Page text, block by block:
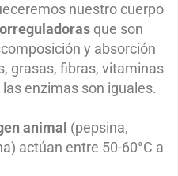
nuestro cuerpo
que son
y absorción
grasas, fibras, vitaminas
enzimas son iguales.
animal (pepsina,
actúan entre 50-60°C a